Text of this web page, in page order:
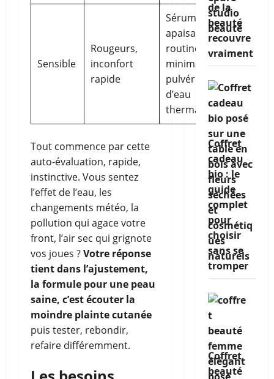
Sensible
Rougeurs,
inconfort
rapide
Sérum
apaisant,
routine
minimaliste,
pulvérisation
d’eau
thermale
Tout commence par cette
auto-évaluation, rapide,
instinctive. Vous sentez
l’effet de l’eau, les
changements météo, la
pollution qui agace votre
front, l’air sec qui grignote
vos joues ?Votre réponse
tient dans l’ajustement,
la formule pour une peau
saine, c’est écouter la
moindre plainte cutanée
puis tester, rebondir,
refaire différemment.
de la
beauté
recouvre
vraiment
Coffret
cadeau
bio : le
guide
complet
pour
choisir
sans se
tromper
Coffret
beauté